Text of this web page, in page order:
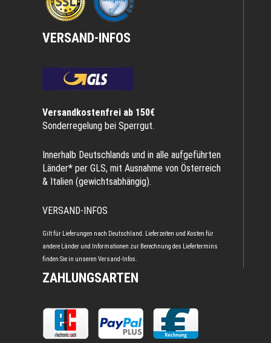
VERSAND-INFOS
Versandkostenfrei ab 150€
Sonderregelung bei Sperrgut.
Innerhalb Deutschlands und in alle aufgeführten
Länder* per GLS, mit Ausnahme von Österreich
& Italien (gewichtsabhängig).
VERSAND-INFOS
Gilt für Lieferungen nach Deutschland. Lieferzeiten und Kosten für
andere Länder und Informationen zur Berechnung des Liefertermins
finden Sie in unseren Versand-Infos.
ZAHLUNGSARTEN